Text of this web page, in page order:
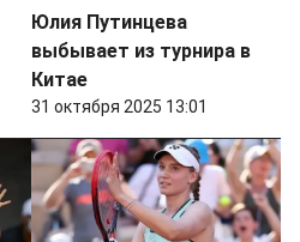
Юлия Путинцева
выбывает из турнира в
Китае
31 октября 2025 13:01